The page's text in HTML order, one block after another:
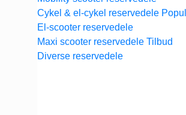
Cykel & el-cykel reservedele
El-scooter reservedele
Maxi scooter reservedele
Diverse reservedele